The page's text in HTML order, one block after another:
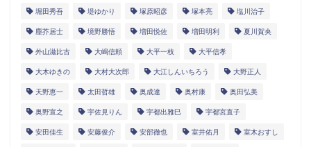
堀田秀吾 堤ゆかり 塚原昭彦 塚本亮 塩川治子
塵芥居士 境野勝悟 増田悦佐 増田明利 夏川賀央
外山滋比古 大嶋信頼 大平一枝 大平信孝
大木ゆきの 大村大次郎 大江しんいちろう 大野正人
天野恵一 太田哲雄 奥成達 奥村康 奥田弘美
奥野宣之 宇佐見りん 宇都出雅巳 宇都宮直子
安田佳生 安藤俊介 安部徹也 室井佑月 室木おすし